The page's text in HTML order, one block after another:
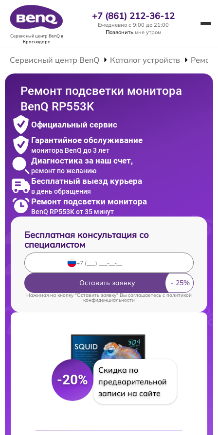
Сервисный центр BenQв
Краснодаре
+7 (861) 212-36-12
Ежедневно с 9:00 до 21:00
Позвонить мне утром
Сервисный центр BenQ Каталог устройств
Ремонт подсветки монитора
BenQ RP553K
Официальный сервис
Гарантийное обслуживание
монитора BenQ до 3 лет
Диагностика за наш счет,
ремонт по желанию
Бесплатный выезд курьера
в день обращения
Ремонт подсветки монитора
BenQ RP553K от 35 минут
Бесплатная консультация со
специалистом
Оставить заявку
Нажимая на кнопку "Оставить заявку" Вы соглашаетесь cполитикой
конфиденциальности
-20%
Скидка по
предварительной
записи на сайте